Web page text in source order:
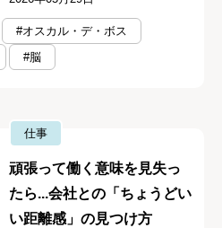
#オスカル・デ・ボス
#脳
仕事
頑張って働く意味を見失っ
たら...会社との「ちょうどい
い距離感」の見つけ方